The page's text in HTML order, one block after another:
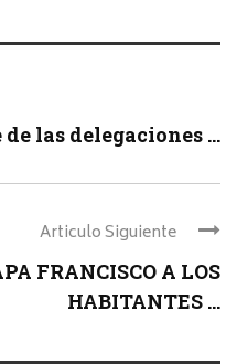
las delegaciones ...
Articulo Siguiente
FRANCISCO A LOS
HABITANTES ...